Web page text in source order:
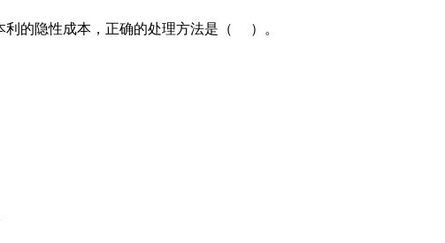
的隐性成本，正确的处理方法是（ ）。